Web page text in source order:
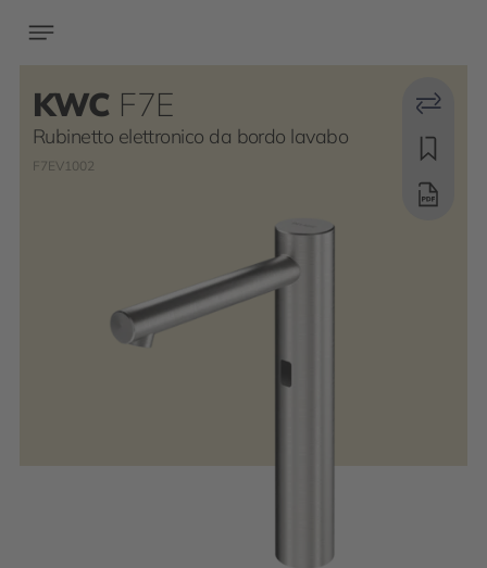
KWC F7E
Rubinetto elettronico da bordo lavabo
F7EV1002